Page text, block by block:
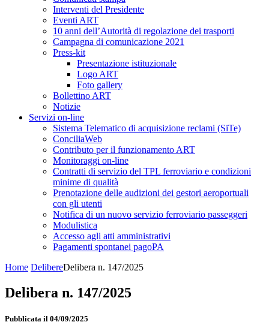
Interventi del Presidente
Eventi ART
10 anni dell’Autorità di regolazione dei trasporti
Campagna di comunicazione 2021
Press-kit
Presentazione istituzionale
Logo ART
Foto gallery
Bollettino ART
Notizie
Servizi on-line
Sistema Telematico di acquisizione reclami (SiTe)
ConciliaWeb
Contributo per il funzionamento ART
Monitoraggi on-line
Contratti di servizio del TPL ferroviario e condizioni
minime di qualità
Prenotazione delle audizioni dei gestori aeroportuali
con gli utenti
Notifica di un nuovo servizio ferroviario passeggeri
Modulistica
Accesso agli atti amministrativi
Pagamenti spontanei pagoPA
Home DelibereDelibera n. 147/2025
Delibera n. 147/2025
Pubblicata il 04/09/2025